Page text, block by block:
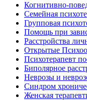
Когнитивно-
Семейная
Групповая
Помощь при
Расстройства
Открытые
Психотерапевт
Биполярное
Неврозы и
Синдром
Женская